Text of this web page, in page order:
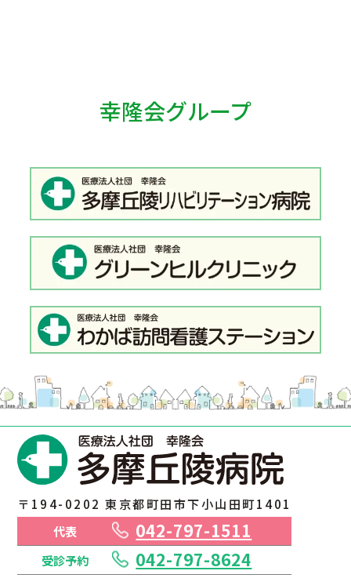
幸隆会グループ
〒194-0202 東京都町田市下小山田町1401
代表
042-797-1511
受診予約 042-797-8624